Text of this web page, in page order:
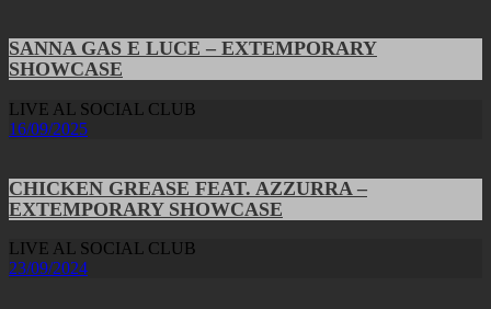
SANNA GAS E LUCE – EXTEMPORARY
SHOWCASE
LIVE AL SOCIAL CLUB
16/09/2025
CHICKEN GREASE FEAT. AZZURRA –
EXTEMPORARY SHOWCASE
LIVE AL SOCIAL CLUB
23/09/2024